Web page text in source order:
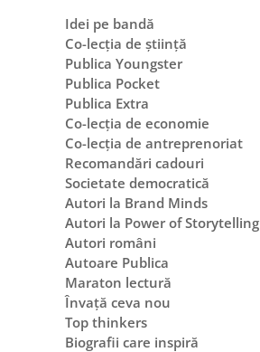
Idei pe bandă
Co-lecția de știință
Publica Youngster
Publica Pocket
Publica Extra
Co-lecția de economie
Co-lecția de antreprenoriat
Recomandări cadouri
Societate democratică
Autori la Brand Minds
Autori la Power of Storytelling
Autori români
Autoare Publica
Maraton lectură
Învață ceva nou
Top thinkers
Biografii care inspiră